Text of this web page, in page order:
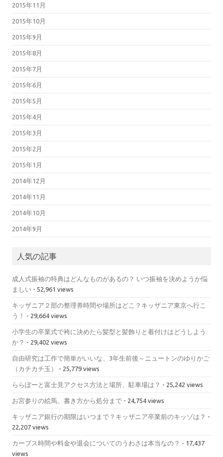
2015年11月
2015年10月
2015年9月
2015年8月
2015年7月
2015年6月
2015年5月
2015年4月
2015年3月
2015年2月
2015年1月
2014年12月
2014年11月
2014年10月
2014年9月
人気の記事
成人式振袖の特典はどんなものがあるの？ いつ振袖を決めようか悩
ましい - 52,961 views
キッザニア２部の整理券時間や場所はどこ？キッザニア東京へ行こ
う！
- 29,664 views
小学生の卒業式で袴に決めたら髪型と髪飾りと着付けはどうしよう
か？ - 29,402 views
自由研究は工作で簡単がいいな、3年生前後～ニュートンのゆりかご
（カチカチ玉）
- 25,779 views
ららぽーと富士見アクセス方法と場所、駐車場は？ - 25,242 views
お宮参りの絵馬、書き方から処分まで - 24,754 views
キッザニア銀行の期限はいつまで？キッザニア卒業前のキッゾは？ -
22,207 views
カーブス時間や料金や退会についてのうわさは本当なの？ - 17,437
views